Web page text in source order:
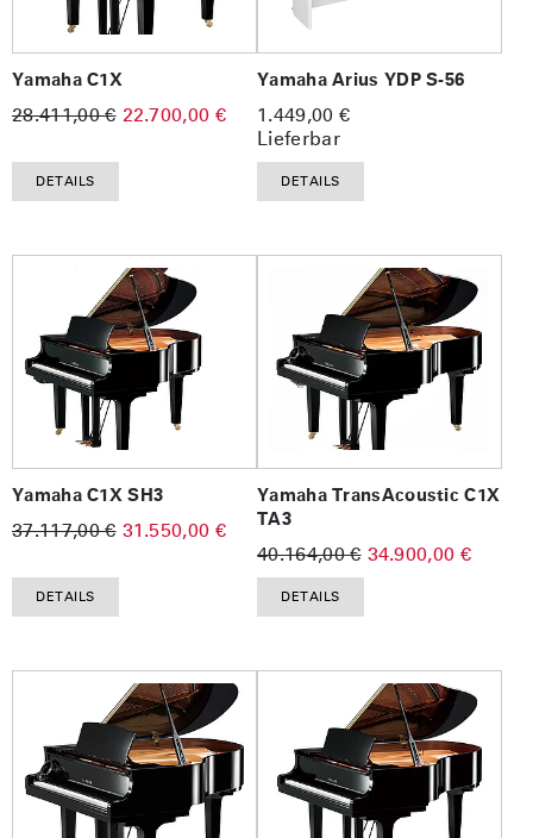
Yamaha C1X
28.411,00 € 22.700,00 €
DETAILS
Yamaha Arius YDP S-56
1.449,00 €
Lieferbar
DETAILS
Yamaha C1X SH3
37.117,00 € 31.550,00 €
DETAILS
Yamaha TransAcoustic C1X
TA3
40.164,00 € 34.900,00 €
DETAILS